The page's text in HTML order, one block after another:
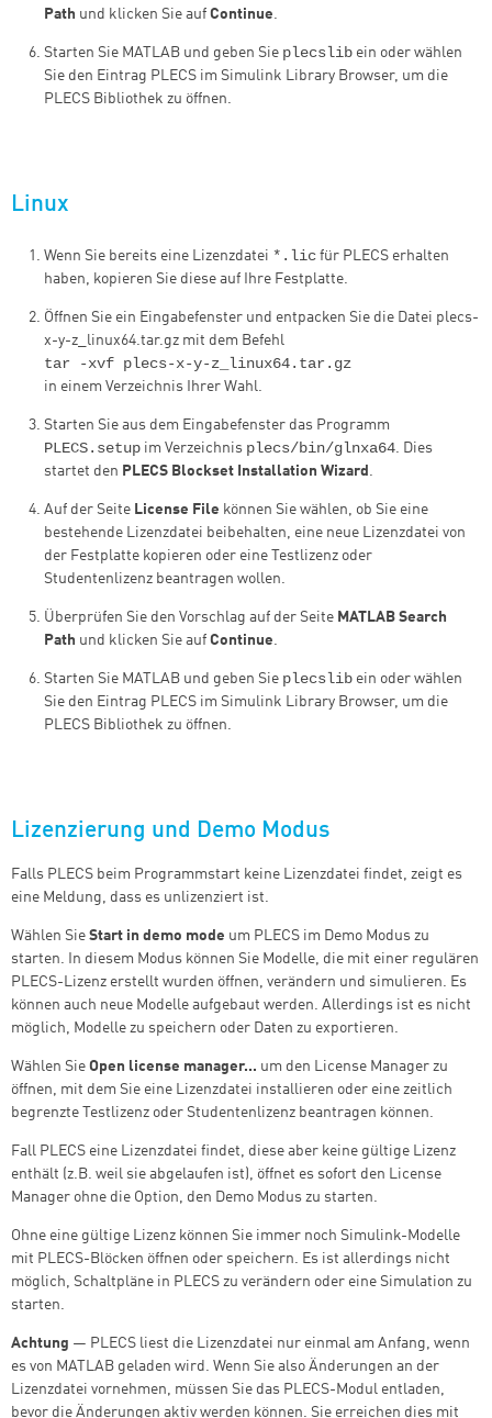
Path und klicken Sie auf Continue.
Starten Sie MATLAB und geben Sie plecslib ein oder wählen
Sie den Eintrag PLECS im Simulink Library Browser, um die
PLECS Bibliothek zu öffnen.
Linux
Wenn Sie bereits eine Lizenzdatei *.lic für PLECS erhalten
haben, kopieren Sie diese auf Ihre Festplatte.
Öffnen Sie ein Eingabefenster und entpacken Sie die Datei plecs-
x-y-z_linux64.tar.gz mit dem Befehl
tar -xvf plecs-x-y-z_linux64.tar.gz
in einem Verzeichnis Ihrer Wahl.
Starten Sie aus dem Eingabefenster das Programm
PLECS.setup im Verzeichnis plecs/bin/glnxa64. Dies
startet den PLECS Blockset Installation Wizard .
Auf der Seite License File können Sie wählen, ob Sie eine
bestehende Lizenzdatei beibehalten, eine neue Lizenzdatei von
der Festplatte kopieren oder eine Testlizenz oder
Studentenlizenz beantragen wollen.
Überprüfen Sie den Vorschlag auf der Seite MATLAB Search
Path und klicken Sie auf Continue.
Starten Sie MATLAB und geben Sie plecslib ein oder wählen
Sie den Eintrag PLECS im Simulink Library Browser, um die
PLECS Bibliothek zu öffnen.
Lizenzierung und Demo Modus
Falls PLECS beim Programmstart keine Lizenzdatei findet, zeigt es
eine Meldung, dass es unlizenziert ist.
Wählen Sie Start in demo mode um PLECS im Demo Modus zu
starten. In diesem Modus können Sie Modelle, die mit einer regulären
PLECS-Lizenz erstellt wurden öffnen, verändern und simulieren. Es
können auch neue Modelle aufgebaut werden. Allerdings ist es nicht
möglich, Modelle zu speichern oder Daten zu exportieren.
Wählen Sie Open license manager... um den License Manager zu
öffnen, mit dem Sie eine Lizenzdatei installieren oder eine zeitlich
begrenzte Testlizenz oder Studentenlizenz beantragen können.
Fall PLECS eine Lizenzdatei findet, diese aber keine gültige Lizenz
enthält (z.B. weil sie abgelaufen ist), öffnet es sofort den License
Manager ohne die Option, den Demo Modus zu starten.
Ohne eine gültige Lizenz können Sie immer noch Simulink-Modelle
mit PLECS-Blöcken öffnen oder speichern. Es ist allerdings nicht
möglich, Schaltpläne in PLECS zu verändern oder eine Simulation zu
starten.
Achtung — PLECS liest die Lizenzdatei nur einmal am Anfang, wenn
es von MATLAB geladen wird. Wenn Sie also Änderungen an der
Lizenzdatei vornehmen, müssen Sie das PLECS-Modul entladen,
bevor die Änderungen aktiv werden können. Sie erreichen dies mit